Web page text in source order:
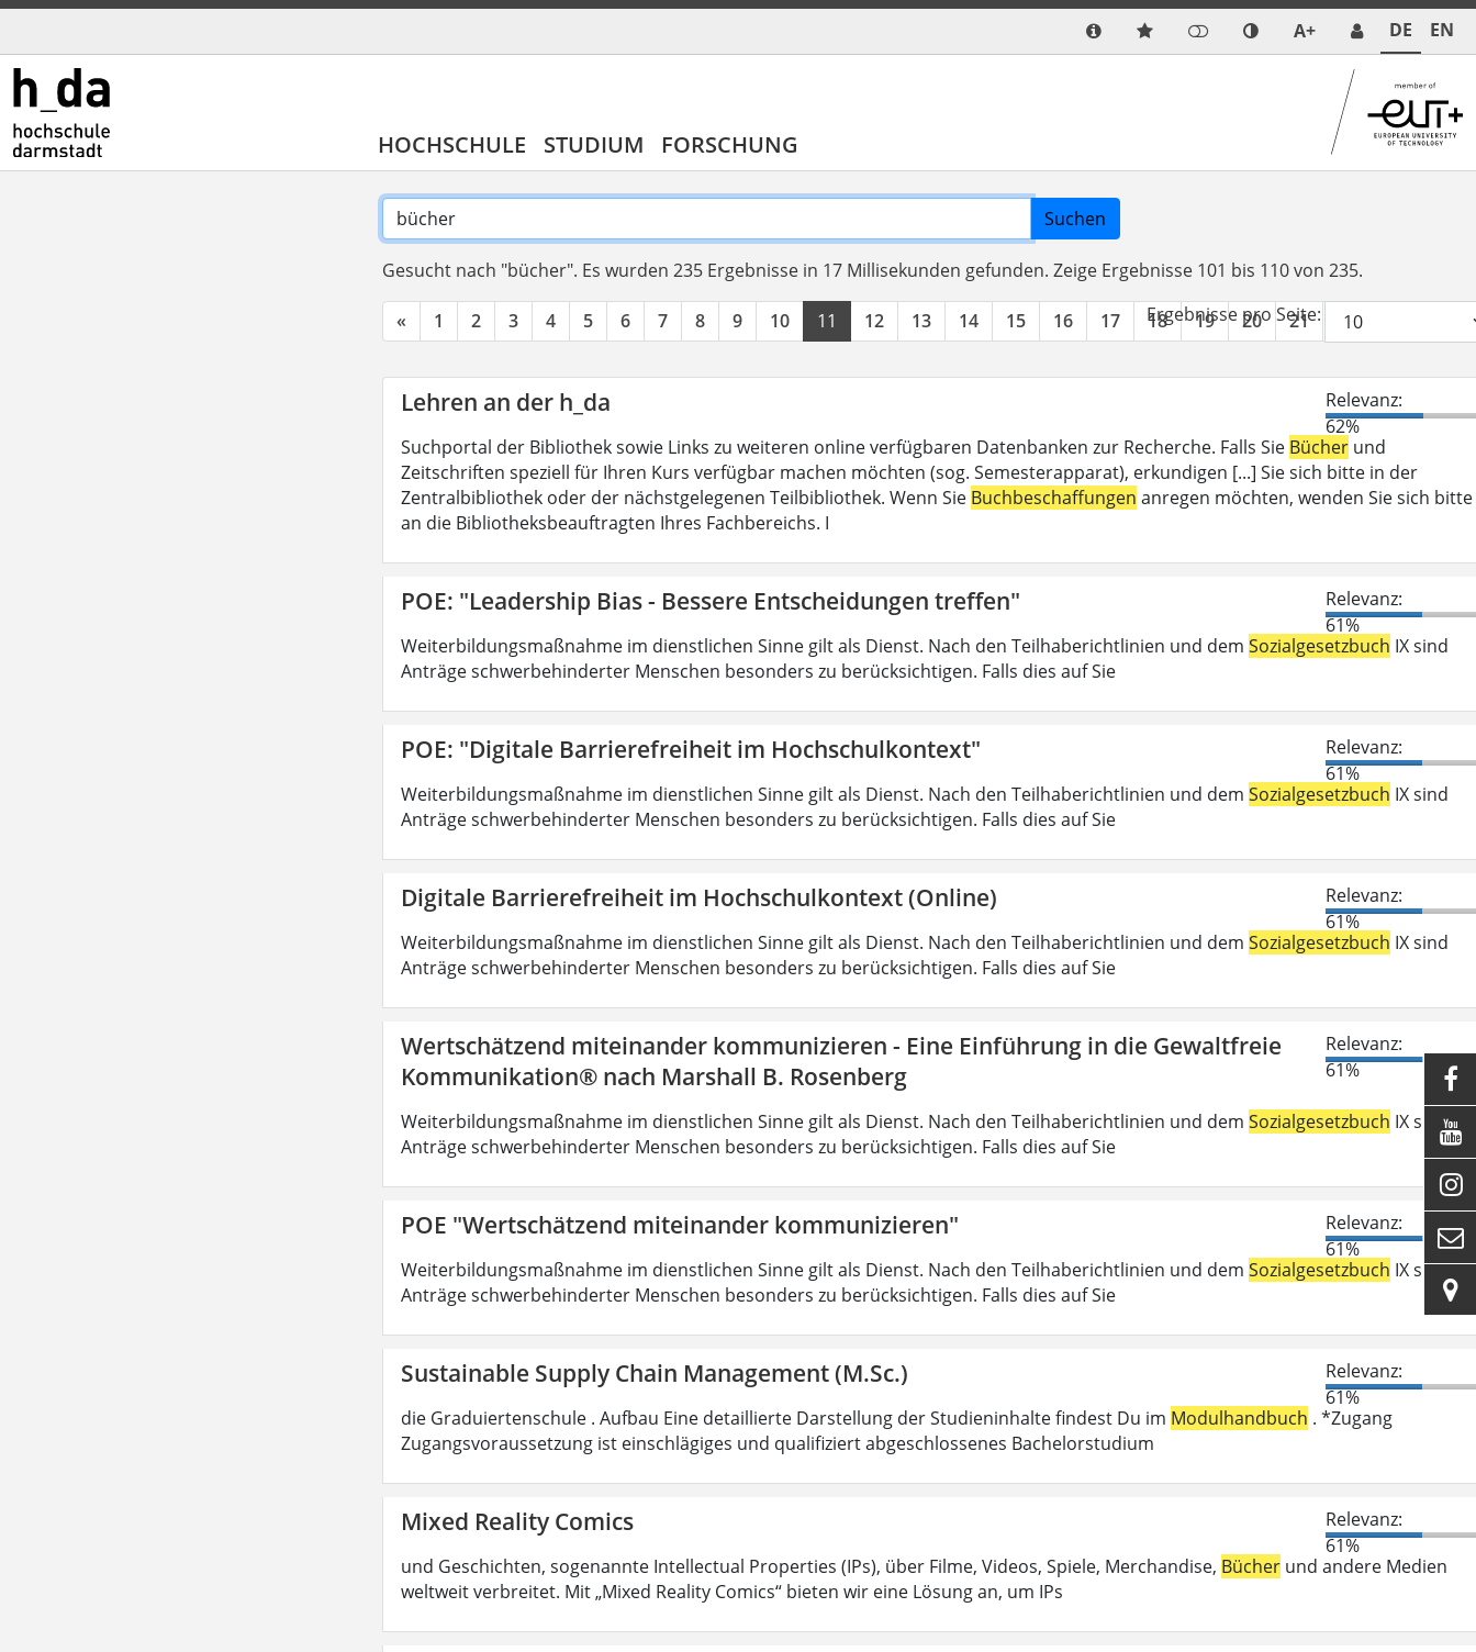
A+ DE EN
HOCHSCHULE STUDIUM FORSCHUNG
Suchen
Gesucht nach "bücher". Es wurden 235 Ergebnisse in 17 Millisekunden gefunden. Zeige Ergebnisse 101 bis 110 von 235.
« 1 2 3 4 5 6 7 8 9 10 11 12 13 14 15 16 17 18 19 20 21 22
Ergebnisse pro Seite:
Lehren an der h_da
Relevanz:
62%
Suchportal der Bibliothek sowie Links zu weiteren online verfügbaren Datenbanken zur Recherche. Falls Sie Bücher und
Zeitschriften speziell für Ihren Kurs verfügbar machen möchten (sog. Semesterapparat), erkundigen [...] Sie sich bitte in der
Zentralbibliothek oder der nächstgelegenen Teilbibliothek. Wenn Sie Buchbeschaffungen anregen möchten, wenden Sie sich bitte
an die Bibliotheksbeauftragten Ihres Fachbereichs. I
POE: "Leadership Bias - Bessere Entscheidungen treffen"
Relevanz:
61%
Weiterbildungsmaßnahme im dienstlichen Sinne gilt als Dienst. Nach den Teilhaberichtlinien und dem Sozialgesetzbuch IX sind
Anträge schwerbehinderter Menschen besonders zu berücksichtigen. Falls dies auf Sie
POE: "Digitale Barrierefreiheit im Hochschulkontext"
Relevanz:
61%
Weiterbildungsmaßnahme im dienstlichen Sinne gilt als Dienst. Nach den Teilhaberichtlinien und dem Sozialgesetzbuch IX sind
Anträge schwerbehinderter Menschen besonders zu berücksichtigen. Falls dies auf Sie
Digitale Barrierefreiheit im Hochschulkontext (Online)
Relevanz:
61%
Weiterbildungsmaßnahme im dienstlichen Sinne gilt als Dienst. Nach den Teilhaberichtlinien und dem Sozialgesetzbuch IX sind
Anträge schwerbehinderter Menschen besonders zu berücksichtigen. Falls dies auf Sie
Wertschätzend miteinander kommunizieren - Eine Einführung in die Gewaltfreie
Kommunikation® nach Marshall B. Rosenberg
Relevanz:
61%
Weiterbildungsmaßnahme im dienstlichen Sinne gilt als Dienst. Nach den Teilhaberichtlinien und dem Sozialgesetzbuch IX sind
Anträge schwerbehinderter Menschen besonders zu berücksichtigen. Falls dies auf Sie
POE "Wertschätzend miteinander kommunizieren"
Relevanz:
61%
Weiterbildungsmaßnahme im dienstlichen Sinne gilt als Dienst. Nach den Teilhaberichtlinien und dem Sozialgesetzbuch IX sind
Anträge schwerbehinderter Menschen besonders zu berücksichtigen. Falls dies auf Sie
Sustainable Supply Chain Management (M.Sc.)
Relevanz:
61%
die Graduiertenschule . Aufbau Eine detaillierte Darstellung der Studieninhalte findest Du im Modulhandbuch . *Zugang
Zugangsvoraussetzung ist einschlägiges und qualifiziert abgeschlossenes Bachelorstudium
Mixed Reality Comics
Relevanz:
61%
und Geschichten, sogenannte Intellectual Properties (IPs), über Filme, Videos, Spiele, Merchandise, Bücher und andere Medien
weltweit verbreitet. Mit „Mixed Reality Comics“ bieten wir eine Lösung an, um IPs




